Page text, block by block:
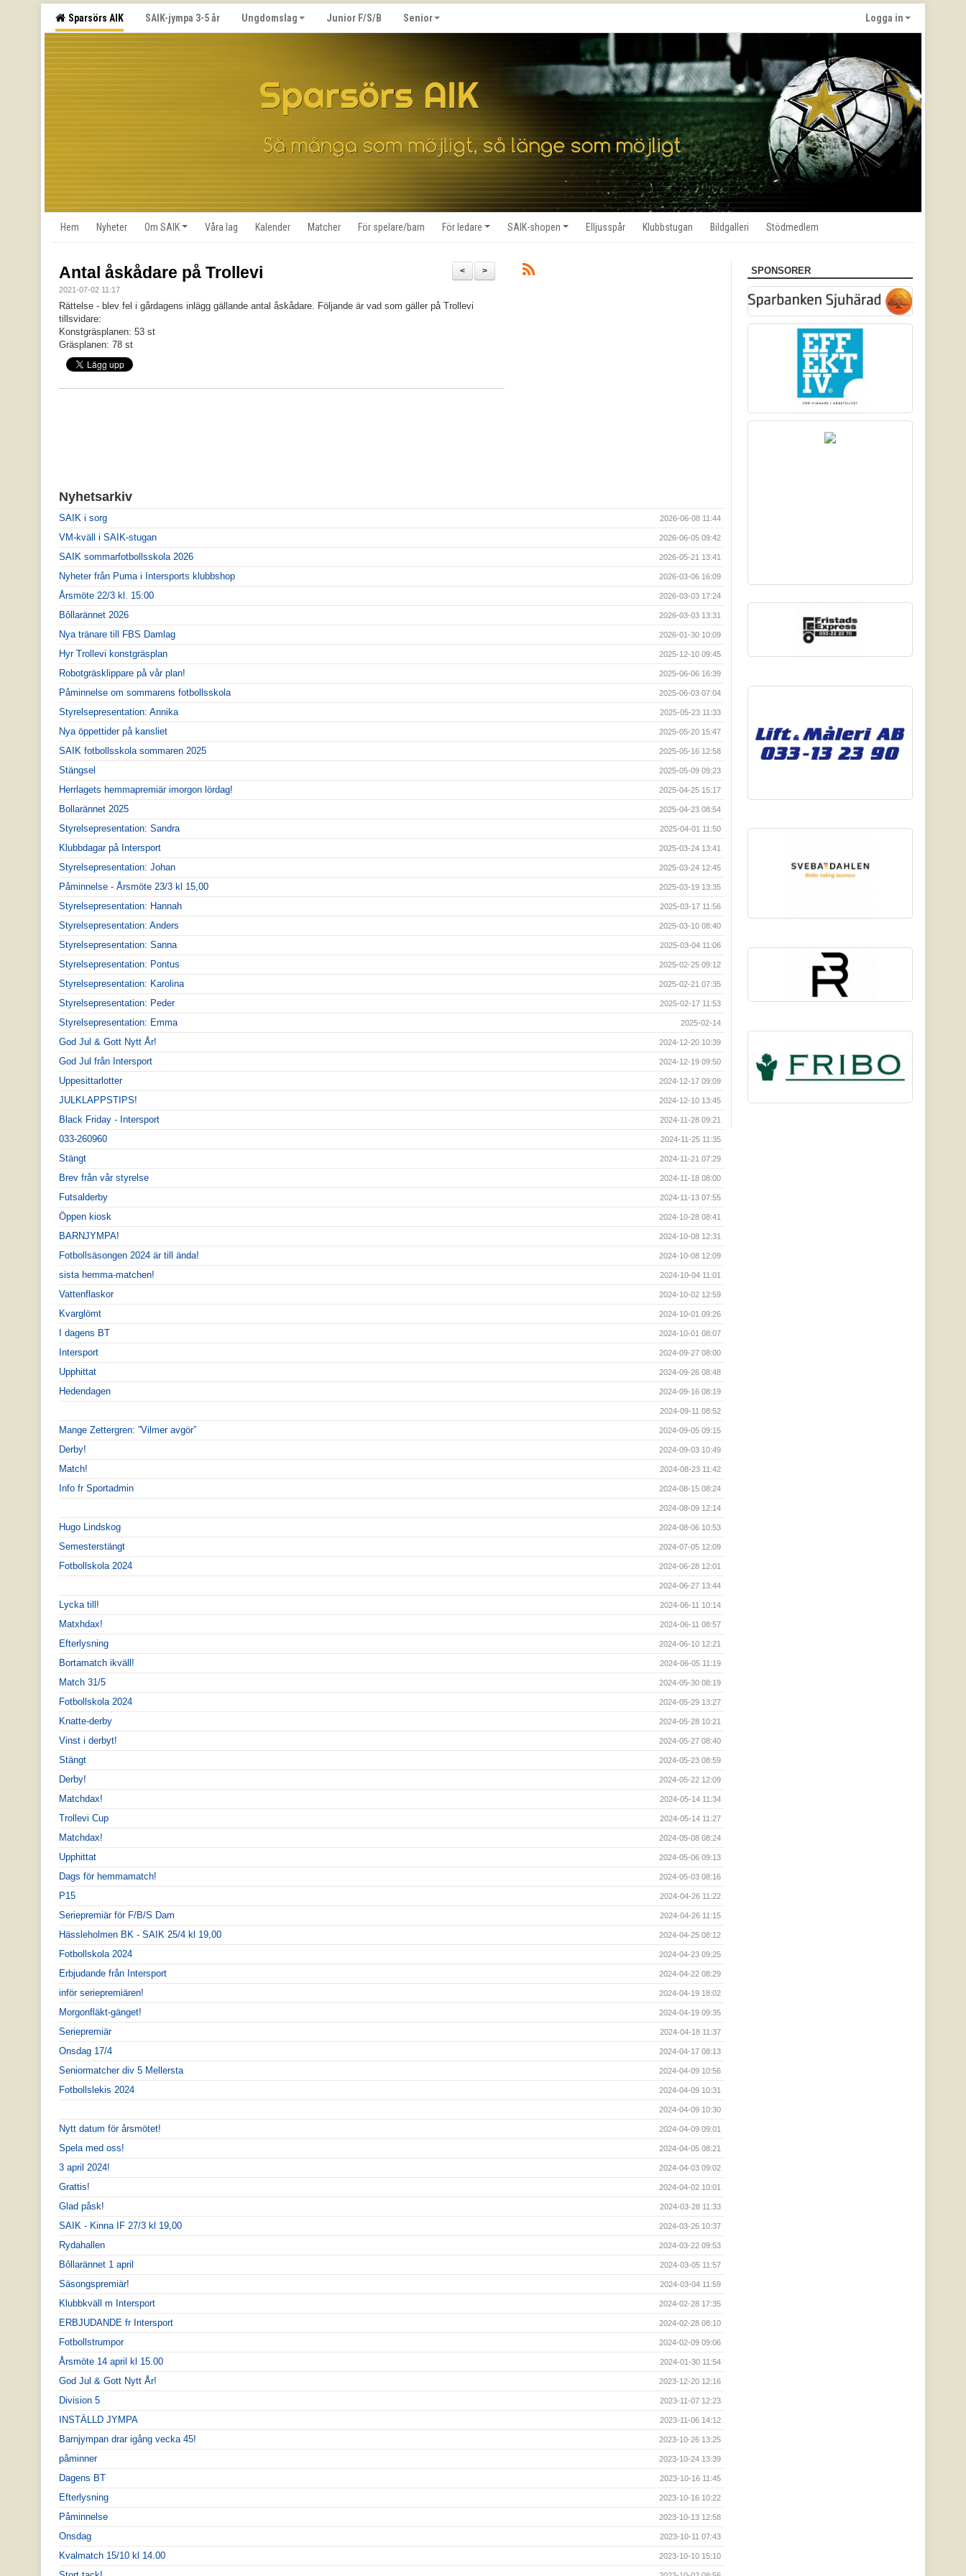
Sparsörs AIK SAIK-jympa 3-5 år Ungdomslag Junior F/S/B Senior Logga in
Hem Nyheter Om SAIK Våra lag Kalender Matcher För spelare/barn För ledare SAIK-shopen Elljusspår Klubbstugan Bildgalleri Stödmedlem
>
<
Antal åskådare på Trollevi
2021-07-02 11:17
Rättelse - blev fel i gårdagens inlägg gällande antal åskådare. Följande är vad som gäller på Trollevi
tillsvidare:
Konstgräsplanen: 53 st
Gräsplanen: 78 st
Nyhetsarkiv
SAIK i sorg 2026-06-08 11:44
VM-kväll i SAIK-stugan 2026-06-05 09:42
SAIK sommarfotbollsskola 2026 2026-05-21 13:41
Nyheter från Puma i Intersports klubbshop 2026-03-06 16:09
Årsmöte 22/3 kl. 15:00 2026-03-03 17:24
Bôllarännet 2026 2026-03-03 13:31
Nya tränare till FBS Damlag 2026-01-30 10:09
Hyr Trollevi konstgräsplan 2025-12-10 09:45
Robotgräsklippare på vår plan! 2025-06-06 16:39
Påminnelse om sommarens fotbollsskola 2025-06-03 07:04
Styrelsepresentation: Annika 2025-05-23 11:33
Nya öppettider på kansliet 2025-05-20 15:47
SAIK fotbollsskola sommaren 2025 2025-05-16 12:58
Stängsel 2025-05-09 09:23
Herrlagets hemmapremiär imorgon lördag! 2025-04-25 15:17
Bollarännet 2025 2025-04-23 08:54
Styrelsepresentation: Sandra 2025-04-01 11:50
Klubbdagar på Intersport 2025-03-24 13:41
Styrelsepresentation: Johan 2025-03-24 12:45
Påminnelse - Årsmöte 23/3 kl 15,00 2025-03-19 13:35
Styrelsepresentation: Hannah 2025-03-17 11:56
Styrelsepresentation: Anders 2025-03-10 08:40
Styrelsepresentation: Sanna 2025-03-04 11:06
Styrelsepresentation: Pontus 2025-02-25 09:12
Styrelsepresentation: Karolina 2025-02-21 07:35
Styrelsepresentation: Peder 2025-02-17 11:53
Styrelsepresentation: Emma 2025-02-14
God Jul & Gott Nytt År! 2024-12-20 10:39
God Jul från Intersport 2024-12-19 09:50
Uppesittarlotter 2024-12-17 09:09
JULKLAPPSTIPS! 2024-12-10 13:45
Black Friday - Intersport 2024-11-28 09:21
033-260960 2024-11-25 11:35
Stängt 2024-11-21 07:29
Brev från vår styrelse 2024-11-18 08:00
Futsalderby 2024-11-13 07:55
Öppen kiosk 2024-10-28 08:41
BARNJYMPA! 2024-10-08 12:31
Fotbollsäsongen 2024 är till ända! 2024-10-08 12:09
sista hemma-matchen! 2024-10-04 11:01
Vattenflaskor 2024-10-02 12:59
Kvarglömt 2024-10-01 09:26
I dagens BT 2024-10-01 08:07
Intersport 2024-09-27 08:00
Upphittat 2024-09-26 08:48
Hedendagen 2024-09-16 08:19
2024-09-11 08:52
Mange Zettergren: ”Vilmer avgör” 2024-09-05 09:15
Derby! 2024-09-03 10:49
Match! 2024-08-23 11:42
Info fr Sportadmin 2024-08-15 08:24
2024-08-09 12:14
Hugo Lindskog 2024-08-06 10:53
Semesterstängt 2024-07-05 12:09
Fotbollskola 2024 2024-06-28 12:01
2024-06-27 13:44
Lycka till! 2024-06-11 10:14
Matxhdax! 2024-06-11 08:57
Efterlysning 2024-06-10 12:21
Bortamatch ikväll! 2024-06-05 11:19
Match 31/5 2024-05-30 08:19
Fotbollskola 2024 2024-05-29 13:27
Knatte-derby 2024-05-28 10:21
Vinst i derbyt! 2024-05-27 08:40
Stängt 2024-05-23 08:59
Derby! 2024-05-22 12:09
Matchdax! 2024-05-14 11:34
Trollevi Cup 2024-05-14 11:27
Matchdax! 2024-05-08 08:24
Upphittat 2024-05-06 09:13
Dags för hemmamatch! 2024-05-03 08:16
P15 2024-04-26 11:22
Seriepremiär för F/B/S Dam 2024-04-26 11:15
Hässleholmen BK - SAIK 25/4 kl 19,00 2024-04-25 08:12
Fotbollskola 2024 2024-04-23 09:25
Erbjudande från Intersport 2024-04-22 08:29
inför seriepremiären! 2024-04-19 18:02
Morgonfläkt-gänget! 2024-04-19 09:35
Seriepremiär 2024-04-18 11:37
Onsdag 17/4 2024-04-17 08:13
Seniormatcher div 5 Mellersta 2024-04-09 10:56
Fotbollslekis 2024 2024-04-09 10:31
2024-04-09 10:30
Nytt datum för årsmötet! 2024-04-09 09:01
Spela med oss! 2024-04-05 08:21
3 april 2024! 2024-04-03 09:02
Grattis! 2024-04-02 10:01
Glad påsk! 2024-03-28 11:33
SAIK - Kinna IF 27/3 kl 19,00 2024-03-26 10:37
Rydahallen 2024-03-22 09:53
Bôllarännet 1 april 2024-03-05 11:57
Säsongspremiär! 2024-03-04 11:59
Klubbkväll m Intersport 2024-02-28 17:35
ERBJUDANDE fr Intersport 2024-02-28 08:10
Fotbollstrumpor 2024-02-09 09:06
Årsmöte 14 april kl 15.00 2024-01-30 11:54
God Jul & Gott Nytt År! 2023-12-20 12:16
Division 5 2023-11-07 12:23
INSTÄLLD JYMPA 2023-11-06 14:12
Barnjympan drar igång vecka 45! 2023-10-26 13:25
påminner 2023-10-24 13:39
Dagens BT 2023-10-16 11:45
Efterlysning 2023-10-16 10:22
Påminnelse 2023-10-13 12:58
Onsdag 2023-10-11 07:43
Kvalmatch 15/10 kl 14.00 2023-10-10 15:10
SPONSORER